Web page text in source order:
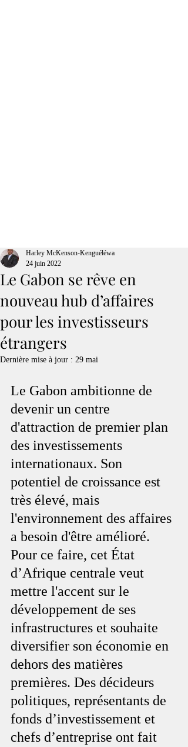
Le Gabon se rêve en
nouveau hub d’affaires
pour les investisseurs
étrangers
Harley McKenson-Kenguéléwa
24 juin 2022
Dernière mise à jour : 29 mai
Le Gabon ambitionne de
devenir un centre
d'attraction de premier plan
des investissements
internationaux. Son
potentiel de croissance est
très élevé, mais
l'environnement des affaires
a besoin d'être amélioré.
Pour ce faire, cet État
d’Afrique centrale veut
mettre l'accent sur le
développement de ses
infrastructures et souhaite
diversifier son économie en
dehors des matières
premières. Des décideurs
politiques, représentants de
fonds d’investissement et
chefs d’entreprise ont fait